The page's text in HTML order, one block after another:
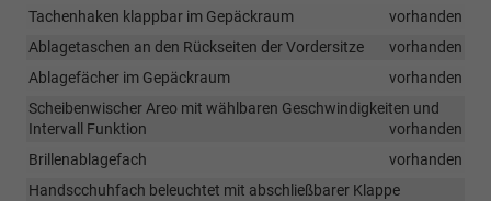
Tachenhaken klappbar im Gepäckraum
vorhanden
Ablagetaschen an den Rückseiten der Vordersitze
vorhanden
Ablagefächer im Gepäckraum
vorhanden
Scheibenwischer Areo mit wählbaren Geschwindigkeiten und
Intervall Funktion
vorhanden
Brillenablagefach
vorhanden
Handscchuhfach beleuchtet mit abschließbarer Klappe